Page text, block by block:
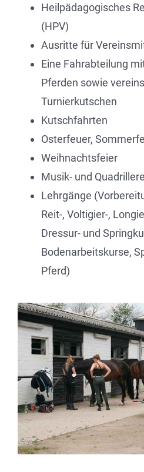
Heilpädagogisches
(HPV)
Ausritte für
Eine Fahrabteilung
Pferden sowie
Turnierkutschen
Kutschfahrten
Osterfeuer,
Weihnachtsfeier
Musik- und
Lehrgänge
Reit-, Voltigier-,
Dressur- und
Bodenarbeitskurse,
Pferd)